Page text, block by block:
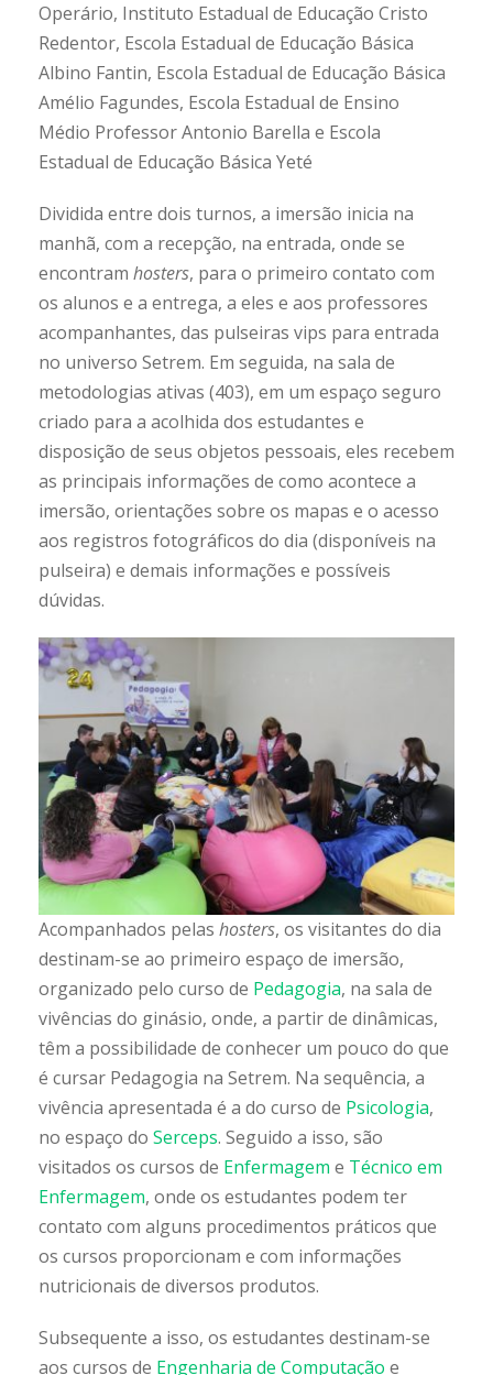
Operário, Instituto Estadual de Educação Cristo
Redentor, Escola Estadual de Educação Básica
Albino Fantin, Escola Estadual de Educação Básica
Amélio Fagundes, Escola Estadual de Ensino
Médio Professor Antonio Barella e Escola
Estadual de Educação Básica Yeté
Dividida entre dois turnos, a imersão inicia na
manhã, com a recepção, na entrada, onde se
encontram hosters, para o primeiro contato com
os alunos e a entrega, a eles e aos professores
acompanhantes, das pulseiras vips para entrada
no universo Setrem. Em seguida, na sala de
metodologias ativas (403), em um espaço seguro
criado para a acolhida dos estudantes e
disposição de seus objetos pessoais, eles recebem
as principais informações de como acontece a
imersão, orientações sobre os mapas e o acesso
aos registros fotográficos do dia (disponíveis na
pulseira) e demais informações e possíveis
dúvidas.
Acompanhados pelas hosters, os visitantes do dia
destinam-se ao primeiro espaço de imersão,
organizado pelo curso de Pedagogia, na sala de
vivências do ginásio, onde, a partir de dinâmicas,
têm a possibilidade de conhecer um pouco do que
é cursar Pedagogia na Setrem. Na sequência, a
vivência apresentada é a do curso de Psicologia,
no espaço do Serceps. Seguido a isso, são
visitados os cursos de Enfermagem e Técnico em
Enfermagem, onde os estudantes podem ter
contato com alguns procedimentos práticos que
os cursos proporcionam e com informações
nutricionais de diversos produtos.
Subsequente a isso, os estudantes destinam-se
aos cursos de Engenharia de Computação e